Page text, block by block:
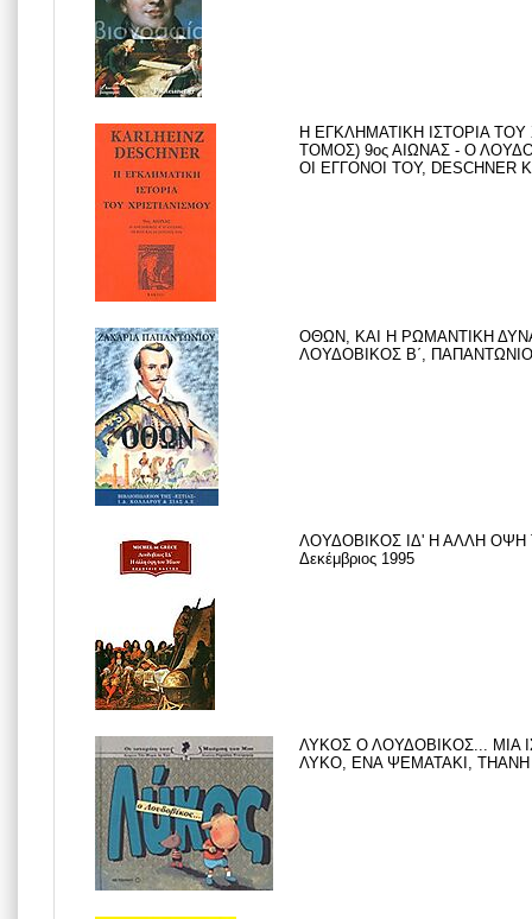
Η ΕΓΚΛΗΜΑΤΙΚΗ ΙΣΤΟΡΙΑ
ΤΟΜΟΣ) 9ος ΑΙΩΝΑΣ - Ο
ΟΙ ΕΓΓΟΝΟΙ ΤΟΥ, DESCHNER
ΟΘΩΝ, ΚΑΙ Η ΡΩΜΑΝΤΙΚΗ
ΛΟΥΔΟΒΙΚΟΣ Β΄,
ΛΟΥΔΟΒΙΚΟΣ ΙΔ' Η ΑΛΛΗ ΟΨΗ
Δεκέμβριος 1995
ΛΥΚΟΣ Ο ΛΟΥΔΟΒΙΚΟΣ... ΜΙΑ
ΛΥΚΟ, ΕΝΑ ΨΕΜΑΤΑΚΙ, THANH